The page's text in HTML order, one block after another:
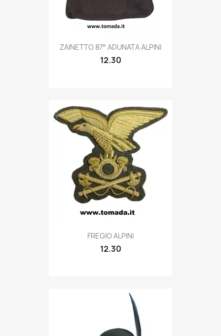
Quick view
ZAINETTO 87° ADUNATA ALPINI
12.30
Quick view
FREGIO ALPINI
12.30